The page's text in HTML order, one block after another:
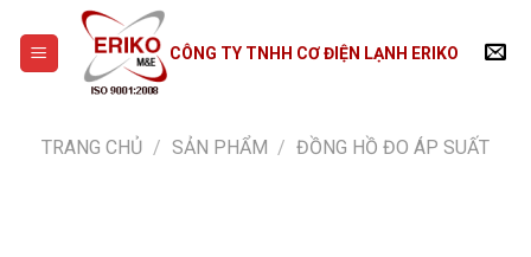
content
CÔNG TY TNHH CƠ ĐIỆN LẠNH ERIKO
TRANG CHỦ / SẢN PHẨM / ĐỒNG HỒ ĐO ÁP SUẤT